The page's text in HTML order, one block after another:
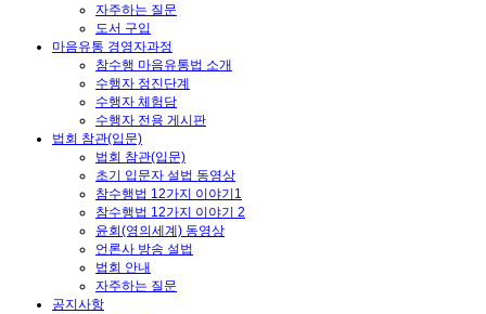
자주하는 질문
도서 구입
마음유통 경영자과정
참수행 마음유통법 소개
수행자 정진단계
수행자 체험담
수행자 전용 게시판
법회 참관(입문)
법회 참관(입문)
초기 입문자 설법 동영상
참수행법 12가지 이야기1
참수행법 12가지 이야기 2
윤회(영의세계) 동영상
언론사 방송 설법
법회 안내
자주하는 질문
공지사항